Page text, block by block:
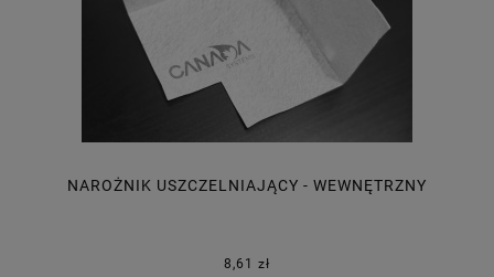
NAROŻNIK USZCZELNIAJĄCY - WEWNĘTRZNY
8,61 zł